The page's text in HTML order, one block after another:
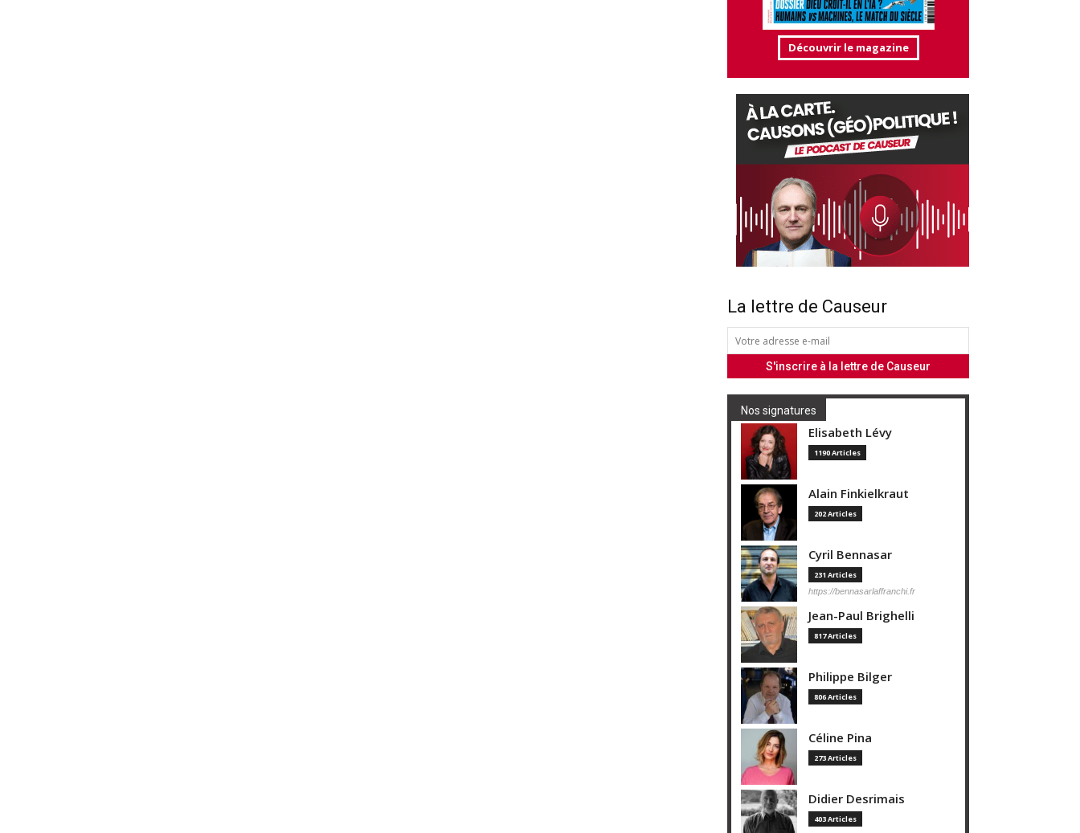
Découvrir le magazine
La lettre de Causeur
Nos signatures
Elisabeth Lévy
1190 Articles
Alain Finkielkraut
202 Articles
Cyril Bennasar
231 Articles
https://bennasarlaffranchi.fr
Jean-Paul Brighelli
817 Articles
Philippe Bilger
806 Articles
Céline Pina
273 Articles
Didier Desrimais
403 Articles